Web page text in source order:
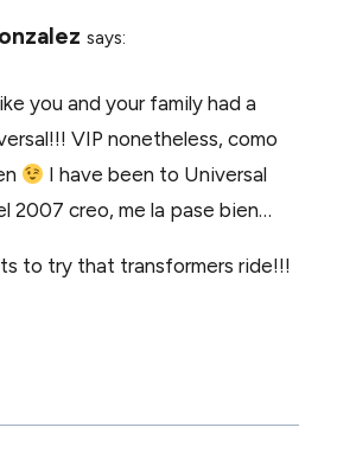
says:
you and your family had a
VIP nonetheless, como
I have been to Universal
2007 creo, me la pase bien…
to try that transformers ride!!!